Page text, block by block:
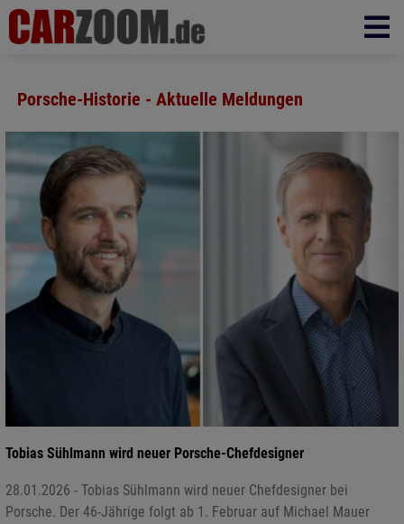
Porsche-Historie - Aktuelle Meldungen
Tobias Sühlmann wird neuer Porsche-Chefdesigner
28.01.2026 - Tobias Sühlmann wird neuer Chefdesigner bei
Porsche. Der 46-Jährige folgt ab 1. Februar auf Michael Mauer